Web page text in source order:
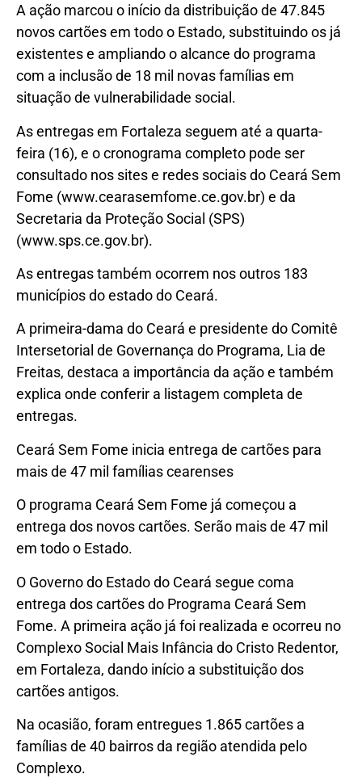
A ação marcou o início da distribuição de 47.845
novos cartões em todo o Estado, substituindo os já
existentes e ampliando o alcance do programa
com a inclusão de 18 mil novas famílias em
situação de vulnerabilidade social.
As entregas em Fortaleza seguem até a quarta-
feira (16), e o cronograma completo pode ser
consultado nos sites e redes sociais do Ceará Sem
Fome (www.cearasemfome.ce.gov.br) e da
Secretaria da Proteção Social (SPS)
(www.sps.ce.gov.br).
As entregas também ocorrem nos outros 183
municípios do estado do Ceará.
A primeira-dama do Ceará e presidente do Comitê
Intersetorial de Governança do Programa, Lia de
Freitas, destaca a importância da ação e também
explica onde conferir a listagem completa de
entregas.
Ceará Sem Fome inicia entrega de cartões para
mais de 47 mil famílias cearenses
O programa Ceará Sem Fome já começou a
entrega dos novos cartões. Serão mais de 47 mil
em todo o Estado.
O Governo do Estado do Ceará segue coma
entrega dos cartões do Programa Ceará Sem
Fome. A primeira ação já foi realizada e ocorreu no
Complexo Social Mais Infância do Cristo Redentor,
em Fortaleza, dando início a substituição dos
cartões antigos.
Na ocasião, foram entregues 1.865 cartões a
famílias de 40 bairros da região atendida pelo
Complexo.